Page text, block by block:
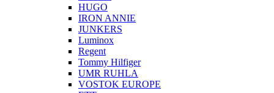
HUGO
IRON ANNIE
JUNKERS
Luminox
Regent
Tommy Hilfiger
UMR RUHLA
VOSTOK EUROPE